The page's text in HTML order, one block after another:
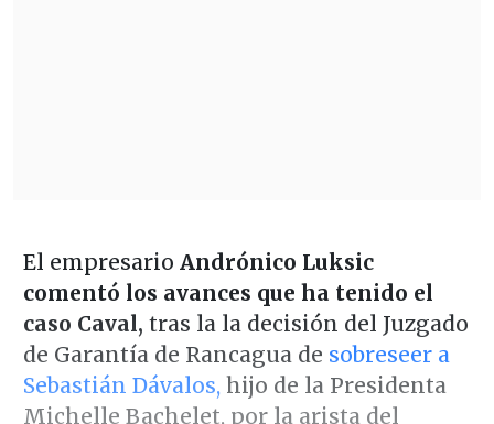
El empresario Andrónico Luksic
comentó los avances que ha tenido el
caso Caval, tras la la decisión del Juzgado
de Garantía de Rancagua de sobreseer a
Sebastián Dávalos, hijo de la Presidenta
Michelle Bachelet, por la arista del